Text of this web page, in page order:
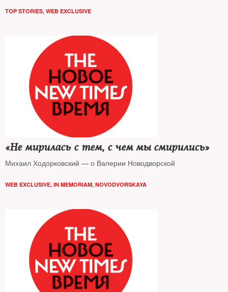
TOP STORIES, WEB EXCLUSIVE
«Не мирилась с тем, с чем мы смирились»
Михаил Ходорковский — о Валерии Новодворской
WEB EXCLUSIVE, IN MEMORIAM, NOVODVORSKAYA